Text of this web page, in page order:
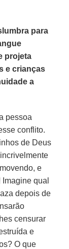
para
projeta
e crianças
a
pessoa
conflito.
de Deus
e
qual
depois de
censurar
e
O que